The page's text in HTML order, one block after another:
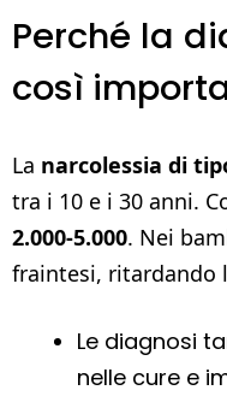
Perché la
così
La narcolessia di
tra i 10 e i 30 anni.
2.000-5.000. Nei
fraintesi, ritardando
Le diagnosi
nelle cure e